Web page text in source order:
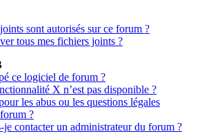
sont autorisés sur ce forum ?
tous mes fichiers joints ?
ce logiciel de forum ?
X n’est pas disponible ?
les abus ou les questions légales
?
je contacter un administrateur du forum ?